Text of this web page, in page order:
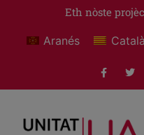
Eth nòste
Aranés Català